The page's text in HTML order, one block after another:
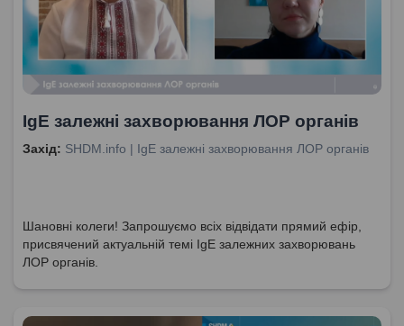
IgE залежні захворювання ЛОР органів
Захід: SHDM.info | IgE залежні захворювання ЛОР органів
Шановні колеги! Запрошуємо всіх відвідати прямий ефір,
присвячений актуальній темі IgE залежних захворювань
ЛОР органів.